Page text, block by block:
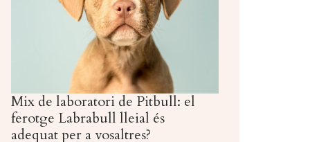
Mix de laboratori de Pitbull: el
ferotge Labrabull lleial és
adequat per a vosaltres?